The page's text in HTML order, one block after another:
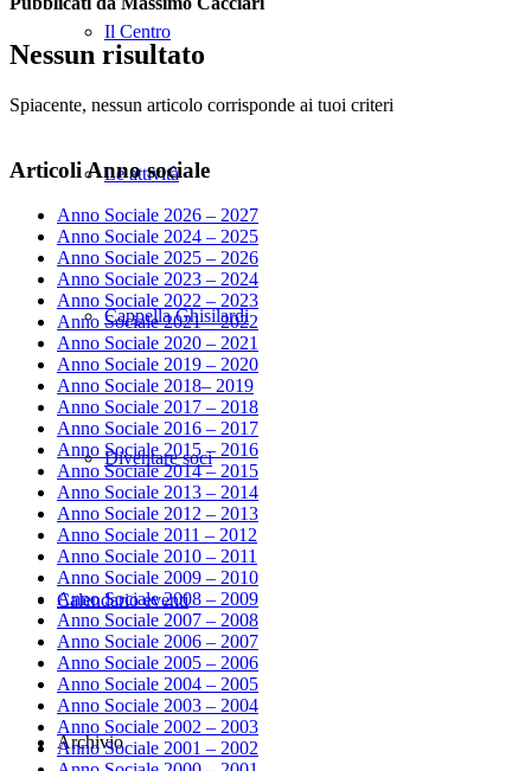
Il Centro
Le attività
Cappella Ghisilardi
Diventare soci
Calendario eventi
Archivio
Nessun risultato
Spiacente, nessun articolo corrisponde ai tuoi criteri
Articoli Anno sociale
Anno Sociale 2026 – 2027
Anno Sociale 2024 – 2025
Anno Sociale 2025 – 2026
Anno Sociale 2023 – 2024
Anno Sociale 2022 – 2023
Anno Sociale 2021 – 2022
Anno Sociale 2020 – 2021
Anno Sociale 2019 – 2020
Anno Sociale 2018– 2019
Anno Sociale 2017 – 2018
Anno Sociale 2016 – 2017
Anno Sociale 2015 – 2016
Anno Sociale 2014 – 2015
Anno Sociale 2013 – 2014
Anno Sociale 2012 – 2013
Anno Sociale 2011 – 2012
Anno Sociale 2010 – 2011
Anno Sociale 2009 – 2010
Anno Sociale 2008 – 2009
Anno Sociale 2007 – 2008
Anno Sociale 2006 – 2007
Anno Sociale 2005 – 2006
Anno Sociale 2004 – 2005
Anno Sociale 2003 – 2004
Anno Sociale 2002 – 2003
Anno Sociale 2001 – 2002